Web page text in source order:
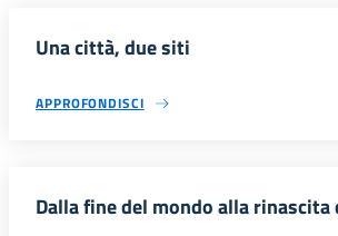
Una città, due siti
APPROFONDISCI
Dalla fine del mondo alla rinascita